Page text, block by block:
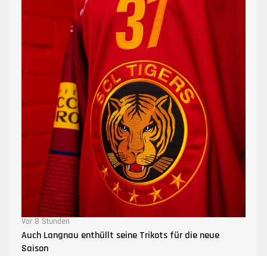
Vor 8 Stunden
Auch Langnau enthüllt seine Trikots für die neue
Saison